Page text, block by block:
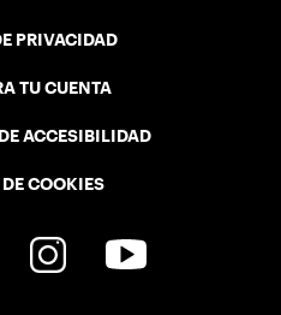
PRIVACIDAD
TU CUENTA
ACCESIBILIDAD
COOKIES